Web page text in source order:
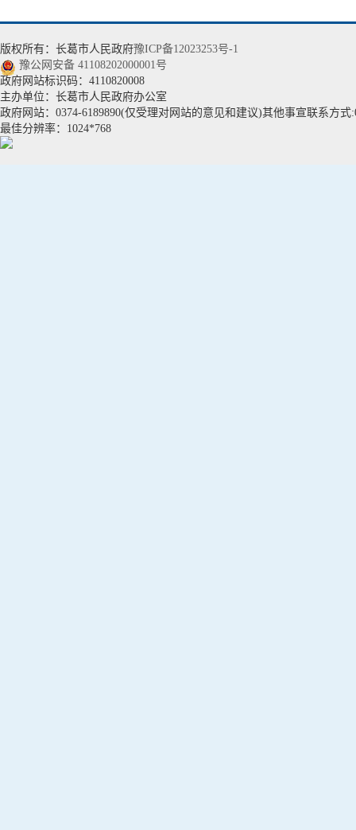
版权所有：长葛市人民政府豫ICP备12023253号-1
豫公网安备 41108202000001号
政府网站标识码：4110820008
主办单位：长葛市人民政府办公室
政府网站：0374-6189890(仅受理对网站的意见和建议)其他事宣联系方式
最佳分辨率：1024*768